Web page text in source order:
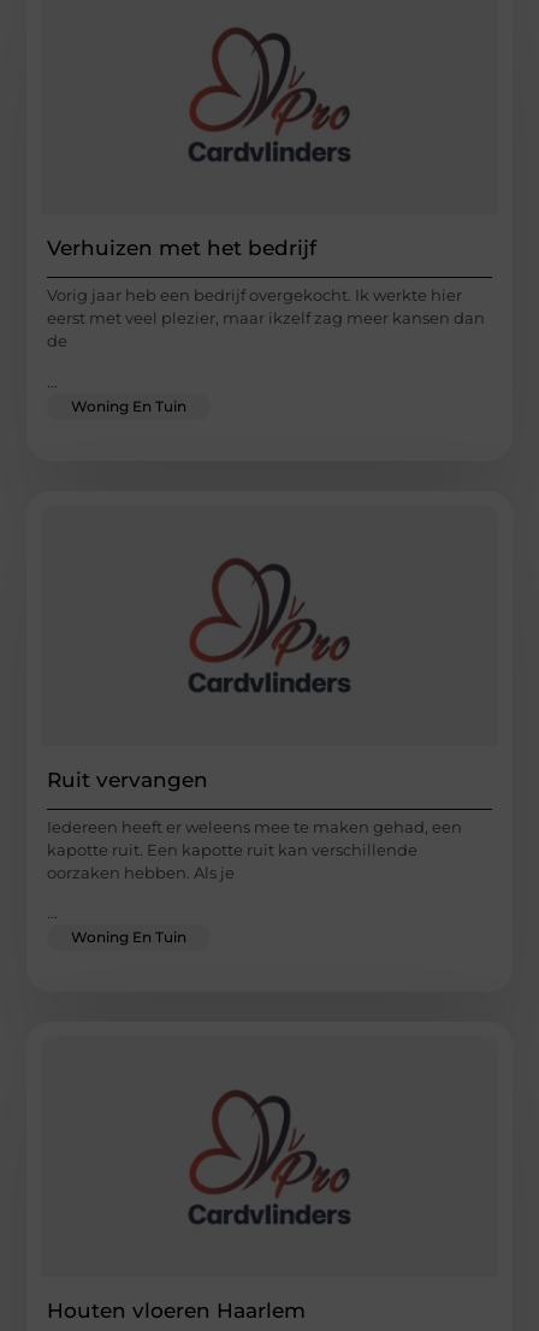
Verhuizen met het bedrijf
Vorig jaar heb een bedrijf overgekocht. Ik werkte hier
eerst met veel plezier, maar ikzelf zag meer kansen dan
de
Woning En Tuin
Ruit vervangen
Iedereen heeft er weleens mee te maken gehad, een
kapotte ruit. Een kapotte ruit kan verschillende
oorzaken hebben. Als je
...
Woning En Tuin
Houten vloeren Haarlem